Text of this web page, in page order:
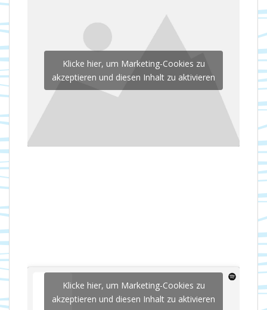
Klicke hier, um Marketing-Cookies zu
akzeptieren und diesen Inhalt zu aktivieren
Klicke hier, um Marketing-Cookies zu
akzeptieren und diesen Inhalt zu aktivieren